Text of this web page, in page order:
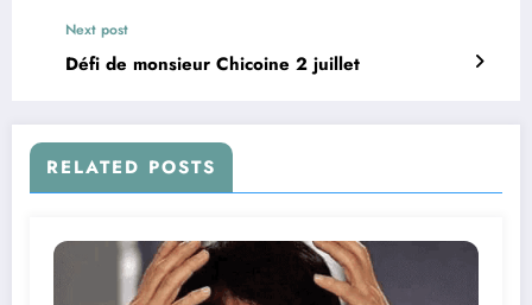
Next post
Défi de monsieur Chicoine 2 juillet
RELATED POSTS